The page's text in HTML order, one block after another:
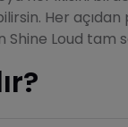
Her
Shine Loud tam